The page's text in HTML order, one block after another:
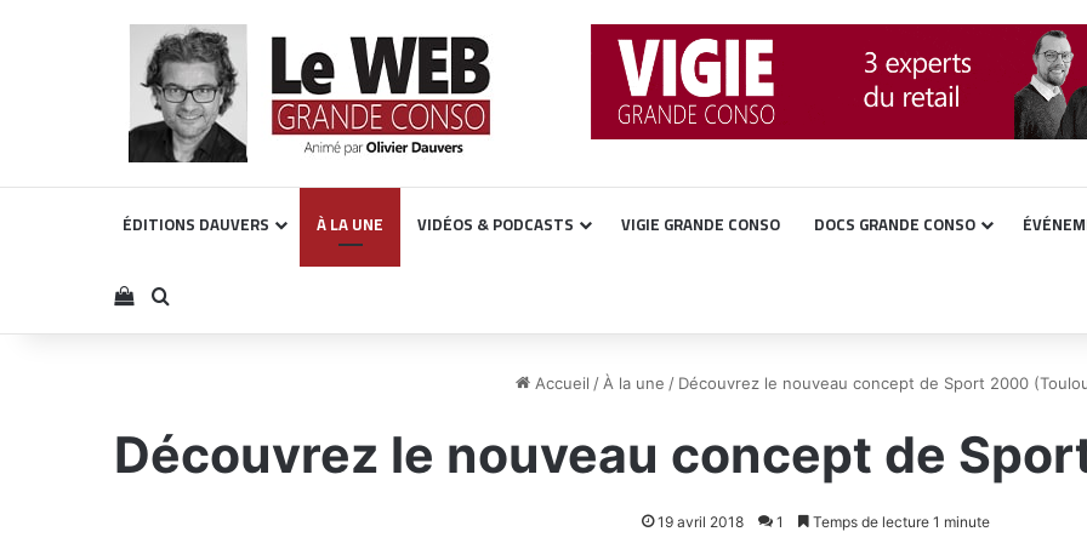
ÉDITIONS DAUVERS À LA UNE VIDÉOS & PODCASTS VIGIE GRANDE CONSO DOCS GRANDE CONSO
Voir votre panier
Rechercher
Accueil / À la une / Découvrez le nouveau concept de Sport 2000
Découvrez le nouveau concept de
19 avril 2018 1 Temps de lecture 1 minute